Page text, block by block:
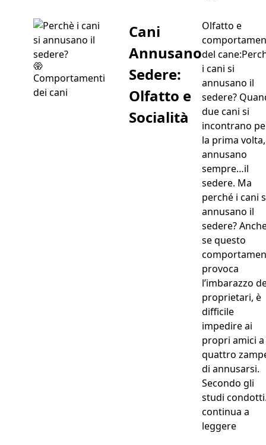
Comportamenti
dei cani
Cani
Annusano
Sedere:
Olfatto e
Socialità
Olfatto e
del
i cani si
annusano il
sedere?
due cani si
incontrano
la prima
annusano
sempre…il
sedere. Ma
perché i cani
annusano il
sedere?
se questo
provoca
l’imbarazzo
proprietari, è
difficile
impedire ai
propri amici a
quattro
di annusarsi.
Secondo gli
studi
continua a
leggere“Cani